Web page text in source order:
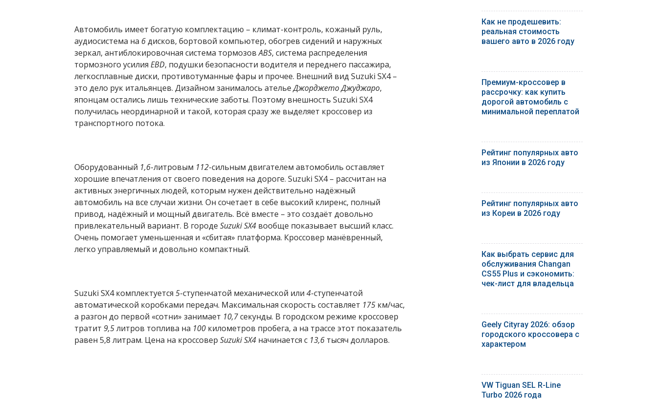
Автомобиль имеет богатую комплектацию – климат-контроль, кожаный руль,
аудиосистема на 6дисков, бортовой компьютер, обогрев сидений и наружных
зеркал, антиблокировочная система тормозовABS, система распределения
тормозного усилия EBD, подушки безопасности водителя и переднего пассажира,
легкосплавные диски, противотуманные фары и прочее. Внешний вид Suzuki SX4 –
это дело рук итальянцев. Дизайном занималось ательеДжорджето Джуджаро,
японцам остались лишь технические заботы. Поэтому внешность Suzuki SX4
получилась неординарной и такой, которая сразу же выделяет кроссовер из
транспортного потока.
Оборудованный 1,6-литровым 112-сильным двигателем автомобиль оставляет
хорошие впечатления от своего поведения на дороге. Suzuki SX4 – рассчитан на
активных энергичных людей, которым нужен действительно надёжный
автомобиль на все случаи жизни. Он сочетает в себе высокий клиренс, полный
привод, надёжный и мощный двигатель. Всё вместе – это создаёт довольно
привлекательный вариант. В городе Suzuki SX4 вообще показывает высший класс.
Очень помогает уменьшенная и «сбитая» платформа. Кроссовер манёвренный,
легко управляемый и довольно компактный.
Suzuki SX4 комплектуется 5-ступенчатой механической или 4-ступенчатой
автоматической коробками передач. Максимальная скорость составляет 175 км/час,
а разгон до первой «сотни» занимает 10,7секунды. В городском режиме кроссовер
тратит 9,5литров топлива на 100 километров пробега, а на трассе этот показатель
равен 5,8 литрам. Цена на кроссовер Suzuki SX4 начинается с 13,6 тысяч долларов.
Как не продешевить:
реальная стоимость
вашего авто в 2026 году
Премиум-кроссовер в
рассрочку: как купить
дорогой автомобиль с
минимальной переплатой
Рейтинг популярных авто
из Японии в 2026 году
Рейтинг популярных авто
из Кореи в 2026 году
Как выбрать сервис для
обслуживания Changan
CS55 Plus и сэкономить:
чек-лист для владельца
Geely Cityray 2026: обзор
городского кроссовера с
характером
VW Tiguan SEL R-Line
Turbo 2026 года